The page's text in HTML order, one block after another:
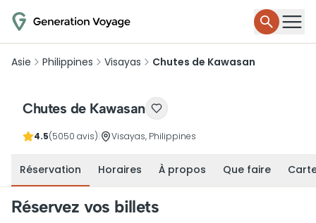
Asie Philippines Visayas Chutes de Kawasan
Chutes de Kawasan
4.5(5050 avis) Visayas, Philippines
Réservation Horaires À propos Que faire
Réservez vos billets